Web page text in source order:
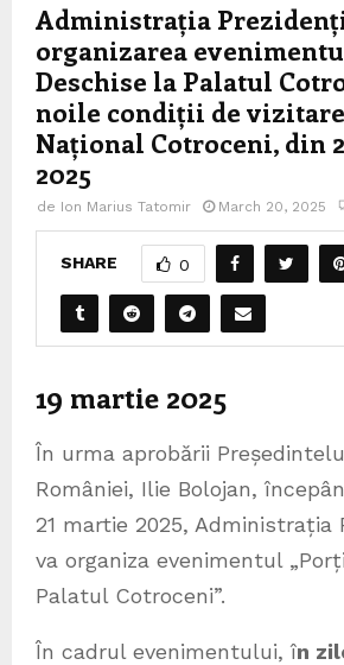
Administrația
organizarea
Deschise la Palatul
noile condiții de
Național Cotroceni, din
2025
de Ion Marius Tatomir March 20, 2025
SHARE 0
19 martie 2025
În urma aprobării
României, Ilie Bolojan,
21 martie 2025, Administrația
va organiza evenimentul
Palatul Cotroceni”.
În cadrul evenimentului, în